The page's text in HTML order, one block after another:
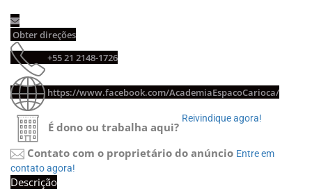
Obter direções
+55 21 2148-1726
https://www.facebook.com/AcademiaEspacoCarioca/
É dono ou trabalha aqui?
Reivindique agora!
Contato com o proprietário do anúncio Entre em
contato agora!
Descrição